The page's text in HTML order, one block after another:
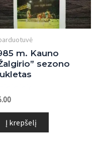
m. Kauno
sezono
Į krepšelį